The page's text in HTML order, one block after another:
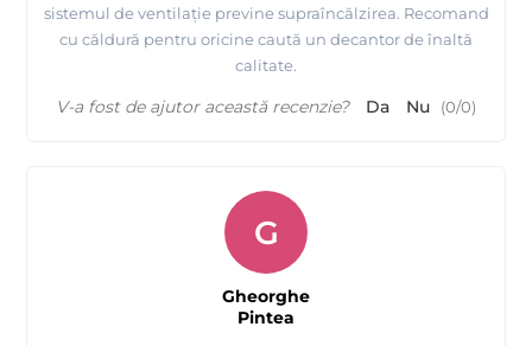
sistemul de ventilație previne supraîncălzirea. Recomand
cu căldură pentru oricine caută un decantor de înaltă
calitate.
V-a fost de ajutor această recenzie? Da Nu (0/0)
G
Gheorghe
Pintea